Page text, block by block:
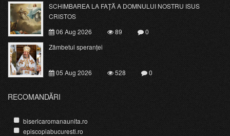
SCHIMBAREA LA FAŢĂ A DOMNULUI NOSTRU ISUS
CRISTOS
06 Aug 2026
89
0
Zâmbetul speranței
05 Aug 2026 528 0
RECOMANDĂRI
bisericaromanaunita.ro
episcopiabucuresti.ro